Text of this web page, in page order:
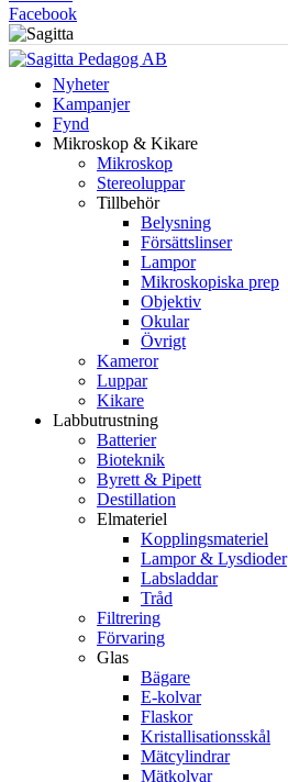
Facebook
Nyheter
Kampanjer
Fynd
Mikroskop & Kikare
Mikroskop
Stereoluppar
Tillbehör
Belysning
Försättslinser
Lampor
Mikroskopiska prep
Objektiv
Okular
Övrigt
Kameror
Luppar
Kikare
Labbutrustning
Batterier
Bioteknik
Byrett & Pipett
Destillation
Elmateriel
Kopplingsmateriel
Lampor & Lysdioder
Labsladdar
Tråd
Filtrering
Förvaring
Glas
Bägare
E-kolvar
Flaskor
Kristallisationsskål
Mätcylindrar
Mätkolvar